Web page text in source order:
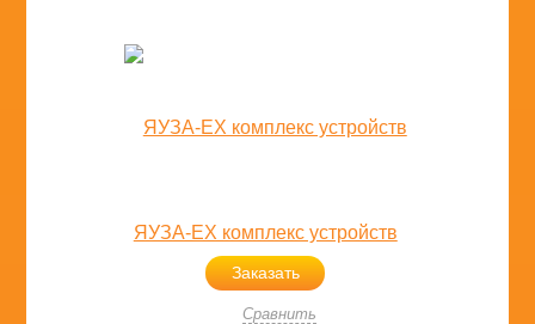
ЯУЗА-ЕХ комплекс устройств
Заказать
Сравнить